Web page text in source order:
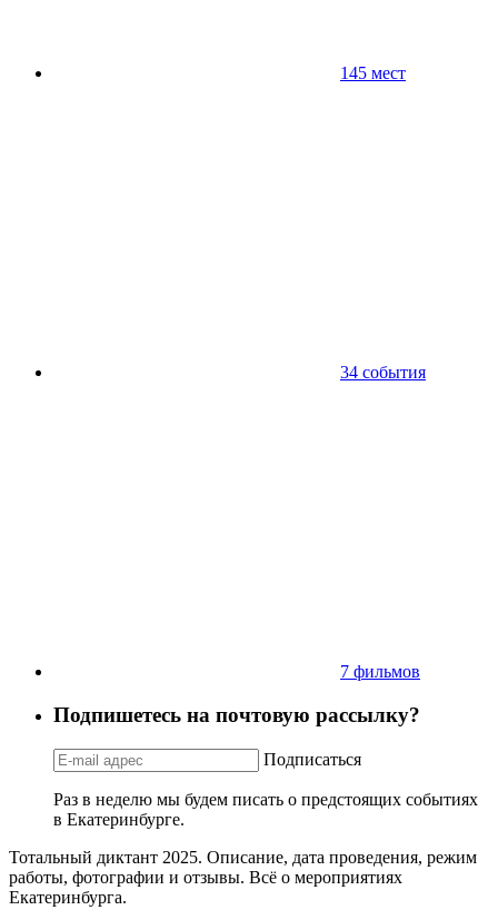
145 мест
34 события
7 фильмов
Подпишетесь на почтовую рассылку?
Подписаться
Раз в неделю мы будем писать о предстоящих событиях
в Екатеринбурге.
Тотальный диктант 2025. Описание, дата проведения, режим
работы, фотографии и отзывы. Всё о мероприятиях
Екатеринбурга.